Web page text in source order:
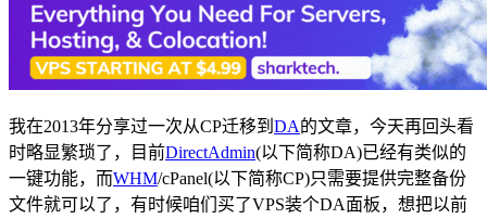
我在2013年分享过一次从CP迁移到 DA的文章，今天再回头看
时略显繁琐了，目前DirectAdmin(以下简称DA)已经有类似的
一键功能，而WHM/cPanel(以下简称CP)只需要提供完整备份
文件就可以了，有时候咱们买了VPS装个DA面板，想把以前